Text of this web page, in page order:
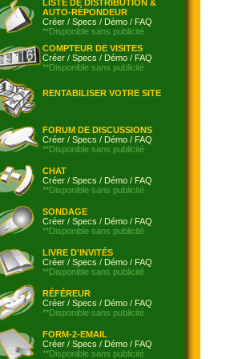
LISTE DE DISTRIBUTION &
AUTO-RÉPONDEUR
Créer / Specs / Démo / FAQ
**Disponible sans publicité
COMPTEUR DE VISITES
Créer / Specs / Démo / FAQ
**Disponible sans publicité
RENTABILISER VOTRE SITE
FORUM DE DISCUSSIONS
Créer / Specs / Démo / FAQ
**Disponible sans publicité
CHAT
Créer / Specs / Démo / FAQ
**Disponible sans publicité
SONDAGE
Créer / Specs / Démo / FAQ
**Disponible sans publicité
LIVRE D'INVITÉS
Créer / Specs / Démo / FAQ
**Disponible sans publicité
RÉFÉREUR
Créer / Specs / Démo / FAQ
**Disponible sans publicité
FORM-2-EMAIL
Créer / Specs / Démo / FAQ
**Disponible sans publicité